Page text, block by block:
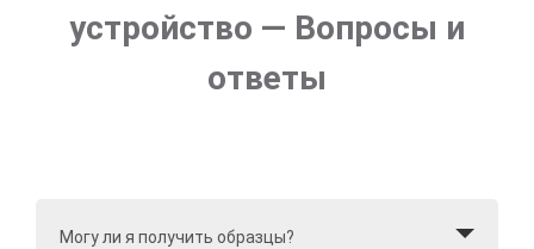
устройство — Вопросы и
ответы
Могу ли я получить образцы?